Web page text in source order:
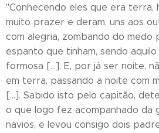
"Conhecendo eles que era terra,
muito prazer e deram, uns aos
com alegria, zombando do medo
espanto que tinham, sendo
formosa [...]. E, por já ser noite,
em terra, passando a noite com
[...]. Sabido isto pelo capitão,
o que logo fez acompanhado da
navios, e levou consigo dois